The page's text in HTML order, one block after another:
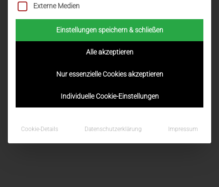
Bausteinen, Firmkursen, Behelfen und Online-Tools für
die Firmvorbereitung.
Die wichtigste Unterlage in Südtirol ist dieFirmmappe
der Diözese Bozen-Brixen „Begeistert unterwegs“,
welche im Oktober 2021 neu erschienen ist:
BEGEISTERT UNTERWEGS–Offizielle Firmunterlagen
der Diözese Bozen-Brixen
https://www.bz-bx.net/de/firmung/firmunterlagen
Externe Medien
Einstellungen speichern & schließen
Alle akzeptieren
Nur essenzielle Cookies akzeptieren
Individuelle Cookie-Einstellungen
Cookie-Details Datenschutzerklärung Impressum